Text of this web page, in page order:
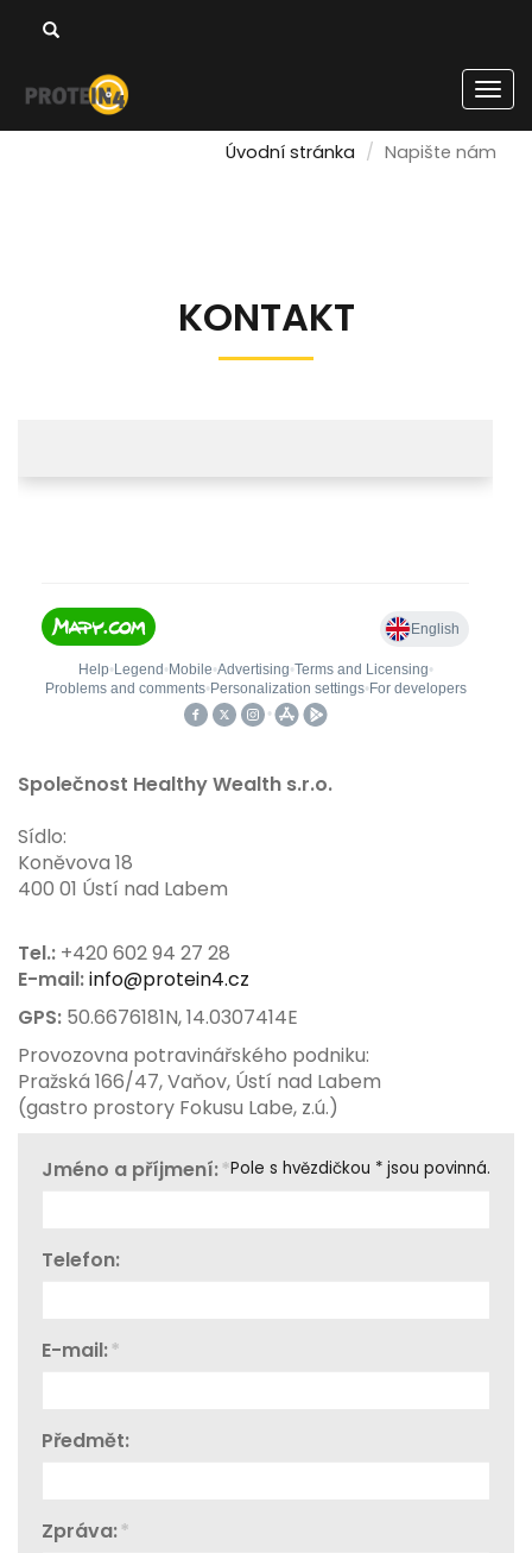
Úvodní stránka Napište nám
KONTAKT
Společnost Healthy Wealth s.r.o.
Sídlo:
Koněvova 18
400 01 Ústí nad Labem
Tel.: +420 602 94 27 28
E-mail:info@protein4.cz
GPS: 50.6676181N, 14.0307414E
Provozovna potravinářského podniku:
Pražská 166/47, Vaňov, Ústí nad Labem
(gastro prostory Fokusu Labe, z.ú.)
Pole s hvězdičkou * jsou povinná.
*
Jméno a příjmení:
Telefon:
*
E-mail:
Předmět:
*
Zpráva: